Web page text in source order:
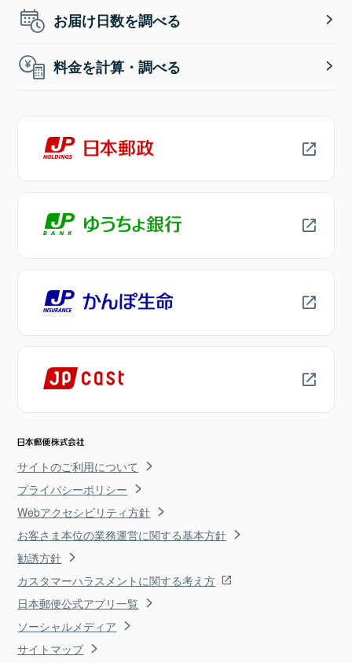
お届け日数を調べる
料金を計算・調べる
サイトのご利用について
プライバシーポリシー
Webアクセシビリティ方針
お客さま本位の業務運営に関する基本方針
勧誘方針
カスタマーハラスメントに関する考え方
日本郵便公式アプリ一覧
ソーシャルメディア
サイトマップ